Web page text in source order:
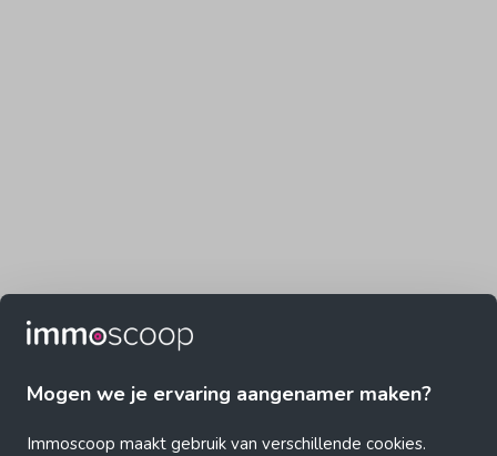
Mogen we je ervaring aangenamer maken?
Immoscoop maakt gebruik van verschillende cookies.